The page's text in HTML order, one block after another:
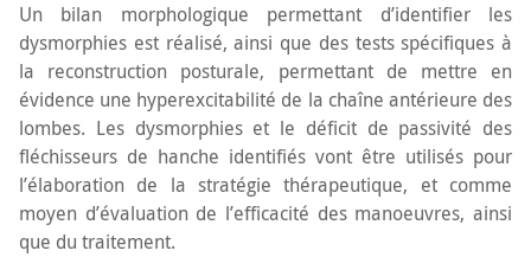
Un bilan morphologique permettant d’identifier les
dysmorphies est réalisé, ainsi que des tests spécifiques à
la reconstruction posturale, permettant de mettre en
évidence une hyperexcitabilité de la chaîne antérieure des
lombes. Les dysmorphies et le déficit de passivité des
fléchisseurs de hanche identifiés vont être utilisés pour
l’élaboration de la stratégie thérapeutique, et comme
moyen d’évaluation de l’efficacité des manoeuvres, ainsi
que du traitement.